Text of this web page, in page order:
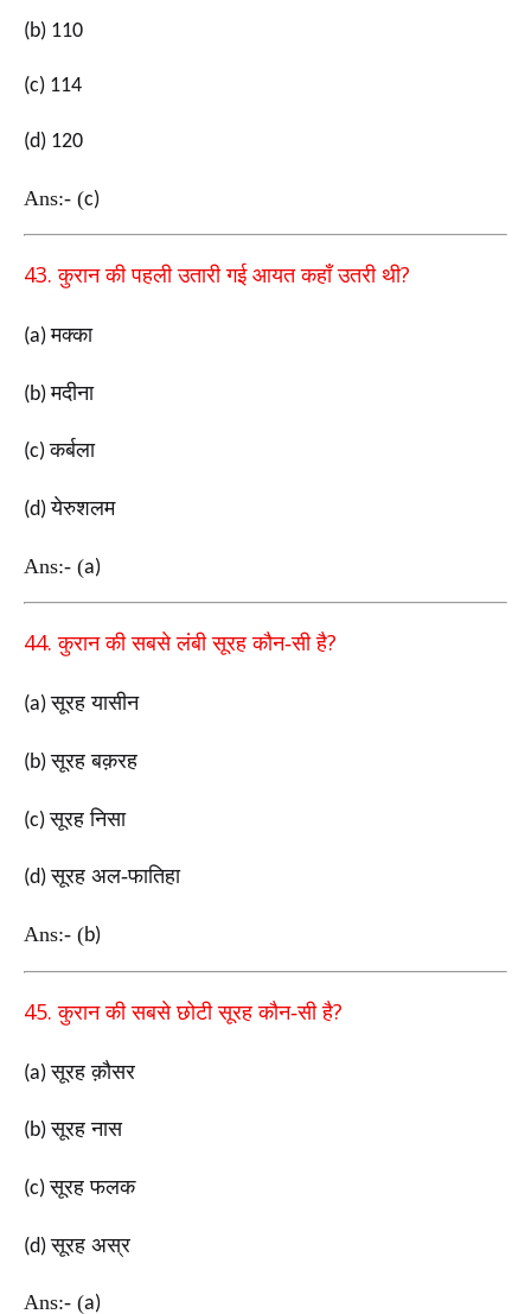
(b) 110
(c) 114
(d) 120
Ans:- (c)
43.कुरान की पहली उतारी गई आयत कहाँ उतरी थी?
(a)मक्का
(b)मदीना
(c)कर्बला
(d)येरुशलम
Ans:- (a)
44.कुरान की सबसे लंबी सूरह कौन-सी है?
(a)सूरह यासीन
(b)सूरह बक़रह
(c)सूरह निसा
(d)सूरह अल-फातिहा
Ans:- (b)
45.कुरान की सबसे छोटी सूरह कौन-सी है?
(a)सूरह क़ौसर
(b)सूरह नास
(c)सूरह फलक
(d)सूरह अस्र
Ans:- (a)